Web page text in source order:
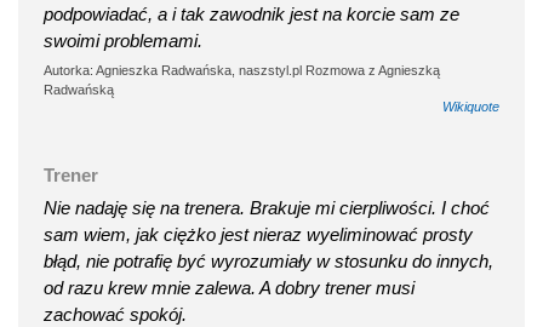
podpowiadać, a i tak zawodnik jest na korcie sam ze
swoimi problemami.
Autorka: Agnieszka Radwańska, naszstyl.pl Rozmowa z Agnieszką
Radwańską
Wikiquote
Trener
Nie nadaję się na trenera. Brakuje mi cierpliwości. I choć
sam wiem, jak ciężko jest nieraz wyeliminować prosty
błąd, nie potrafię być wyrozumiały w stosunku do innych,
od razu krew mnie zalewa. A dobry trener musi
zachować spokój.